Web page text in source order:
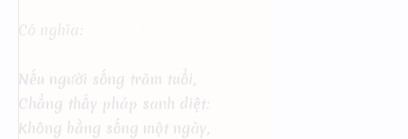
Có nghĩa:
Nếu người sống trăm tuổi,
Chẳng thấy pháp sanh diệt:
Không bằng sống một ngày,